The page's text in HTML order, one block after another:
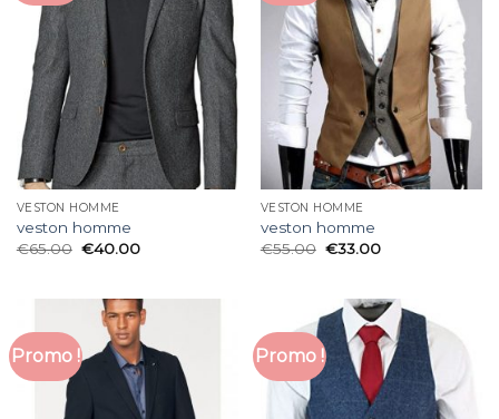
VESTON HOMME
veston homme
€65.00 €40.00
VESTON HOMME
veston homme
€55.00 €33.00
Promo ! Promo !